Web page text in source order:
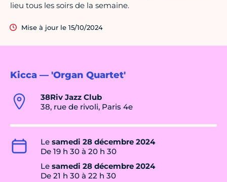
Kicca — 'Organ Quartet'
38Riv Jazz Club
38, rue de rivoli, Paris 4e
Le samedi 28 décembre 2024
De 19 h 30 à 20 h 30
Le samedi 28 décembre 2024
De 21 h 30 à 22 h 30
lieu tous les soirs de la semaine.
Mise à jour le 15/10/2024